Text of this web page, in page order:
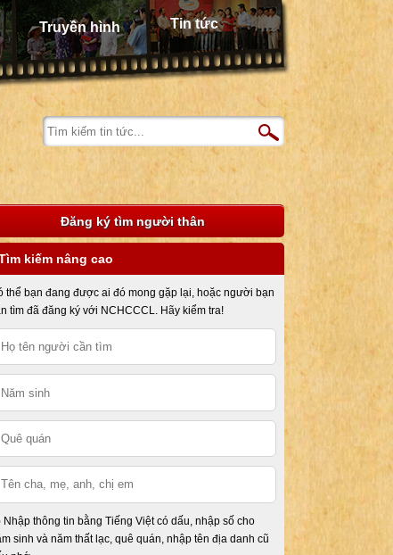
Truyền hình Tin tức
Đăng ký tìm người thân
kiếm nâng cao
thể bạn đang được ai đó mong gặp lại, hoặc người bạn
tìm đã đăng ký với NCHCCCL. Hãy kiểm tra!
Nhập thông tin bằng Tiếng Việt có dấu, nhập số cho
sinh và năm thất lạc, quê quán, nhập tên địa danh cũ